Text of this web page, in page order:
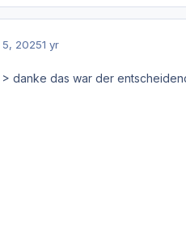
5, 20251 yr
danke das war der